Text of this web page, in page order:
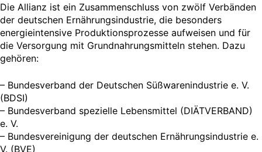
Die Allianz ist ein Zusammenschluss von zwölf Verbänden
der deutschen Ernährungsindustrie, die besonders
energieintensive Produktionsprozesse aufweisen und für
die Versorgung mit Grundnahrungsmitteln stehen. Dazu
gehören:
– Bundesverband der Deutschen Süßwarenindustrie e. V.
(BDSI)
– Bundesverband spezielle Lebensmittel (DIÄTVERBAND)
e. V.
– Bundesvereinigung der deutschen Ernährungsindustrie e.
V. (BVE)